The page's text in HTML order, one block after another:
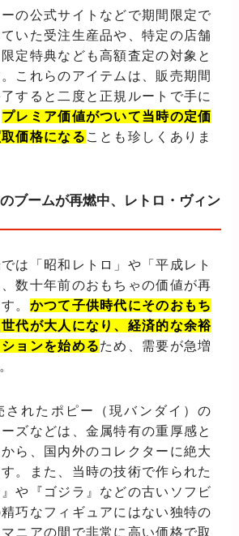
の公式サイトなどで期間限定で
いた受注生産品や、特定の店舗
定特典なども高額査定の対象と
これらのアイテムは、販売期間
すると二度と正規ルートで手に
プレミア価値がついて当時の定価
価格になる ことも珍しくありま
ブームが再燃中、レトロ・ヴィン
は「昭和レトロ」や「平成レト
数十年前のおもちゃの価値が再
。 かつて子供時代にそのおもち
代が大人になり、経済的な余裕
ョンを始めるため、需要が急増
されたポピー（現バンダイ）の
ーズなどは、金属特有の重厚感と
ら、国内外のコレクターに絶大
。また、当時の技術で作られた
』や『ゴジラ』などの古いソフビ
巧なフィギュアにはない独特の
ニアの間で非常に高い価格で取